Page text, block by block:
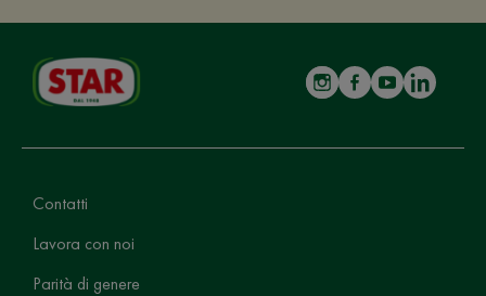
Contatti
Lavora con noi
Parità di genere